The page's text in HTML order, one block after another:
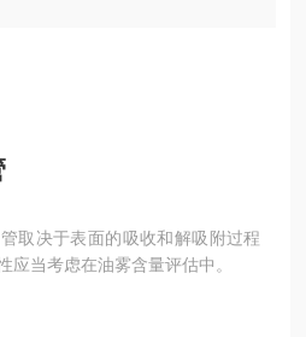
取决于表面的吸收和解吸附过程
应当考虑在油雾含量评估中。